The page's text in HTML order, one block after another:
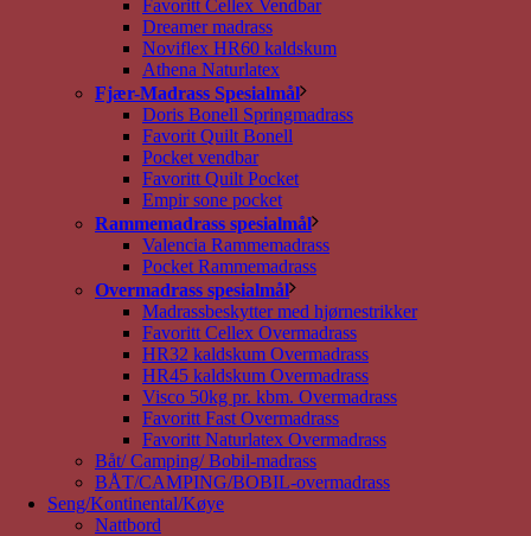
Favoritt Cellex Vendbar
Dreamer madrass
Noviflex HR60 kaldskum
Athena Naturlatex
Fjær-Madrass Spesialmål
Doris Bonell Springmadrass
Favorit Quilt Bonell
Pocket vendbar
Favoritt Quilt Pocket
Empir sone pocket
Rammemadrass spesialmål
Valencia Rammemadrass
Pocket Rammemadrass
Overmadrass spesialmål
Madrassbeskytter med hjørnestrikker
Favoritt Cellex Overmadrass
HR32 kaldskum Overmadrass
HR45 kaldskum Overmadrass
Visco 50kg pr. kbm. Overmadrass
Favoritt Fast Overmadrass
Favoritt Naturlatex Overmadrass
Båt/ Camping/ Bobil-madrass
BÅT/CAMPING/BOBIL-overmadrass
Seng/Kontinental/Køye
Nattbord